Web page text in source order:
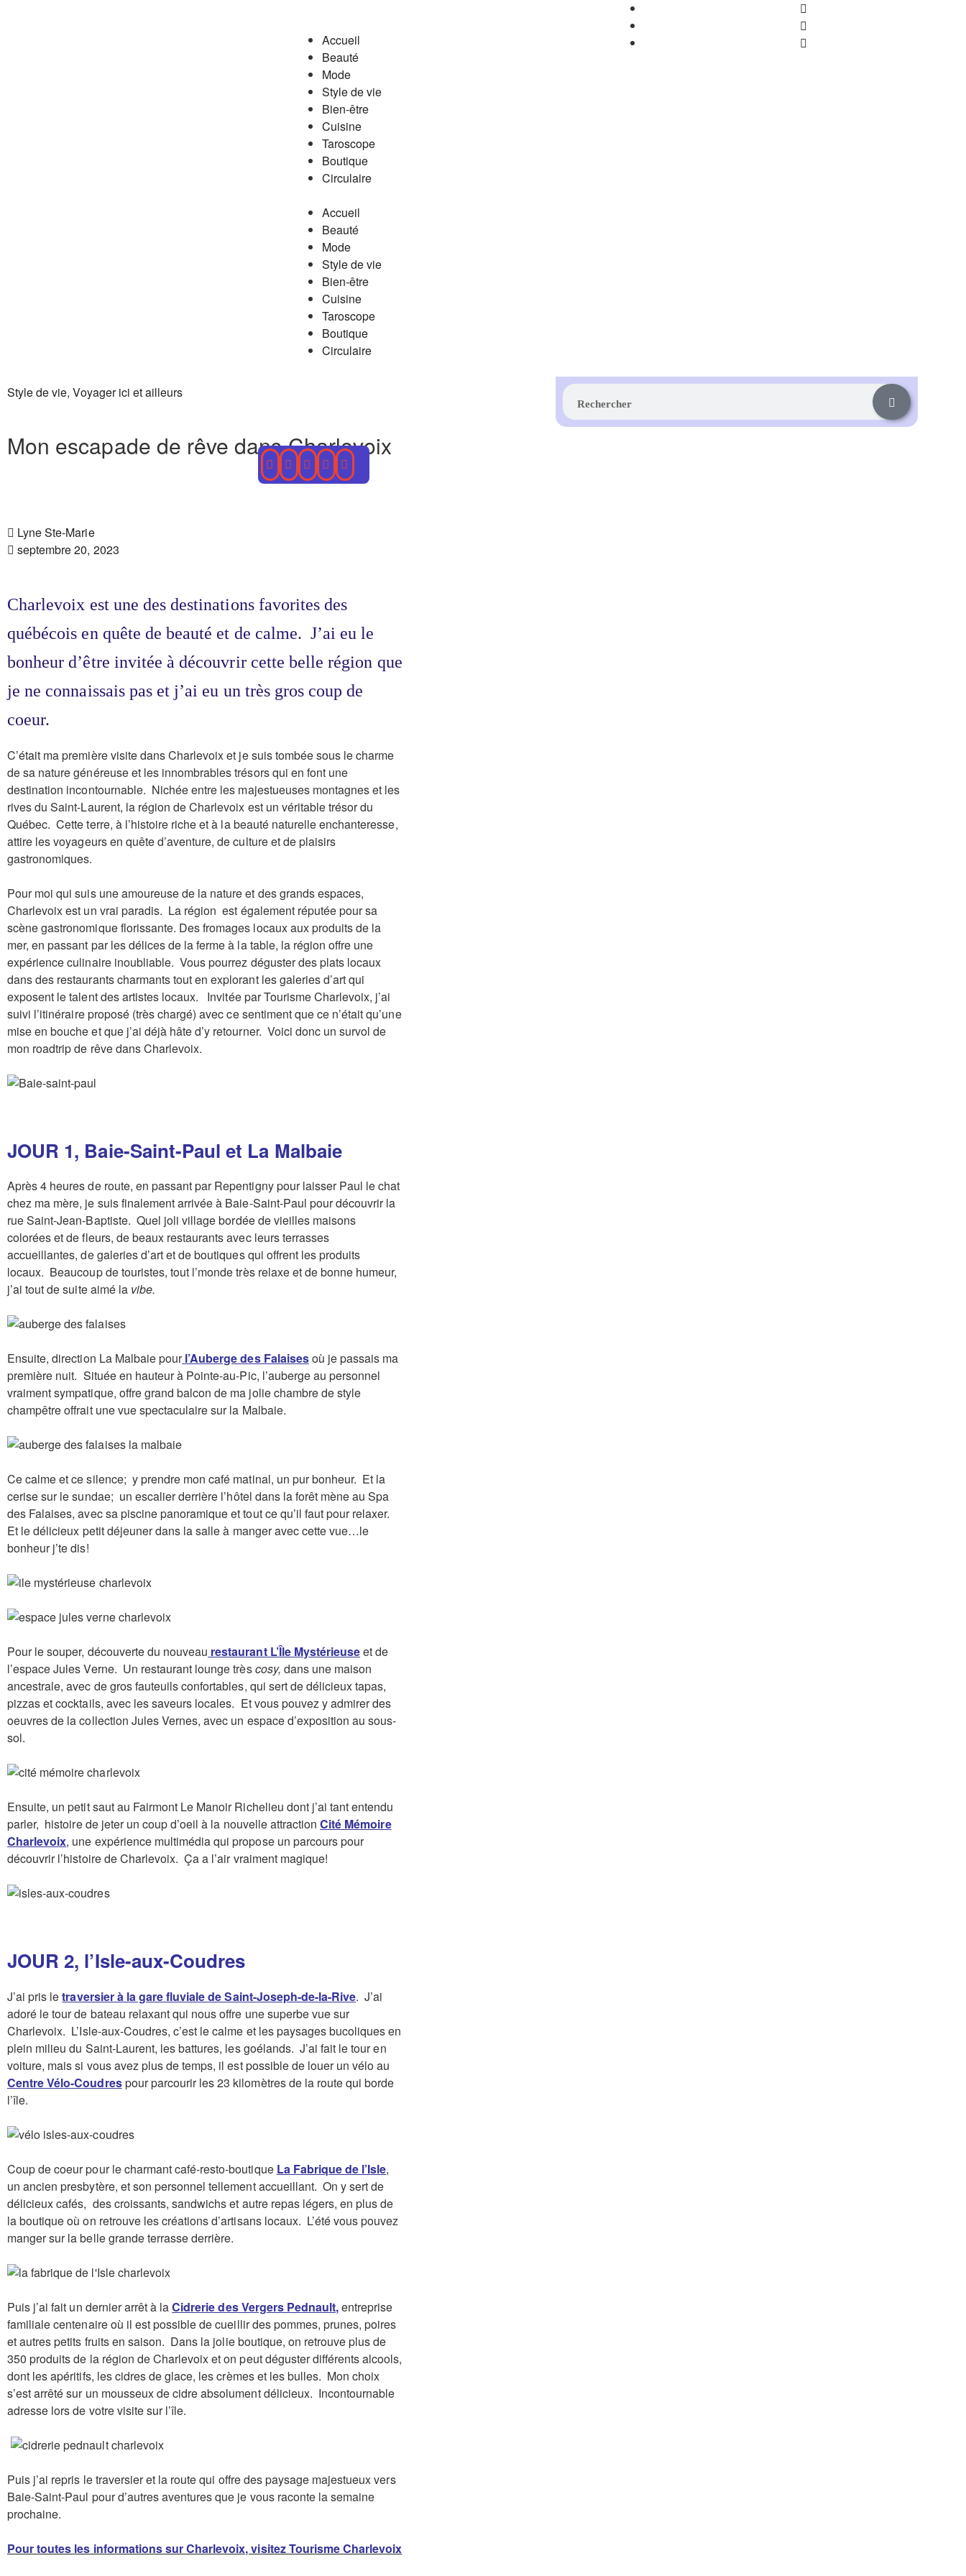
Accueil
Beauté
Mode
Style de vie
Bien-être
Cuisine
Taroscope
Boutique
Circulaire
Accueil
Beauté
Mode
Style de vie
Bien-être
Cuisine
Taroscope
Boutique
Circulaire
Style de vie,Voyager ici et ailleurs
Mon escapade de rêve dans Charlevoix
Lyne Ste-Marie
septembre 20, 2023
Charlevoix est une des destinations favorites des
québécois en quête de beauté et de calme. J’ai eu le
bonheur d’être invitée à découvrir cette belle région que
je ne connaissais pas et j’ai eu un très gros coup de
coeur.
C’était ma première visite dans Charlevoix et je suis tombée sous le charme
de sa nature généreuse et les innombrables trésors qui en font une
destination incontournable. Nichée entre les majestueuses montagnes et les
rives du Saint-Laurent, la région de Charlevoix est un véritable trésor du
Québec. Cette terre, à l’histoire riche et à la beauté naturelle enchanteresse,
attire les voyageurs en quête d’aventure, de culture et de plaisirs
gastronomiques.
Pour moi qui suis une amoureuse de la nature et des grands espaces,
Charlevoix est un vrai paradis. La région est également réputée pour sa
scène gastronomique florissante. Des fromages locaux aux produits de la
mer, en passant par les délices de la ferme à la table, la région offre une
expérience culinaire inoubliable. Vous pourrez déguster des plats locaux
dans des restaurants charmants tout en explorant les galeries d’art qui
exposent le talent des artistes locaux. Invitée par Tourisme Charlevoix, j’ai
suivi l’itinéraire proposé (très chargé) avec ce sentiment que ce n’était qu’une
mise en bouche et que j’ai déjà hâte d’y retourner. Voici donc un survol de
mon roadtrip de rêve dans Charlevoix.
JOUR 1, Baie-Saint-Paul et La Malbaie
Après 4 heures de route, en passant par Repentigny pour laisser Paul le chat
chez ma mère, je suis finalement arrivée à Baie-Saint-Paul pour découvrir la
rue Saint-Jean-Baptiste. Quel joli village bordée de vieilles maisons
colorées et de fleurs, de beaux restaurants avec leurs terrasses
accueillantes, de galeries d’art et de boutiques qui offrent les produits
locaux. Beaucoup de touristes, tout l’monde très relaxe et de bonne humeur,
j’ai tout de suite aimé la vibe.
Ensuite, direction La Malbaie pourl’Auberge des Falaisesoù je passais ma
première nuit. Située en hauteur à Pointe-au-Pic, l’auberge au personnel
vraiment sympatique, offre grand balcon de ma jolie chambre de style
champêtre offrait une vue spectaculaire sur la Malbaie.
Ce calme et ce silence; y prendre mon café matinal, un pur bonheur. Et la
cerise sur le sundae; un escalier derrière l’hôtel dans la forêt mène au Spa
des Falaises, avec sa piscine panoramique et tout ce qu’il faut pour relaxer.
Et le délicieux petit déjeuner dans la salle à manger avec cette vue…le
bonheur j’te dis!
Pour le souper, découverte du nouveau restaurant L’Île Mystérieuseet de
l’espace Jules Verne. Un restaurant lounge trèscosy, dans une maison
ancestrale, avec de gros fauteuils confortables, qui sert de délicieux tapas,
pizzas et cocktails, avec les saveurs locales. Et vous pouvez y admirer des
oeuvres de la collection Jules Vernes, avec un espace d’exposition au sous-
sol.
Ensuite, un petit saut au Fairmont Le Manoir Richelieu dont j’ai tant entendu
parler, histoire de jeter un coup d’oeil à la nouvelle attractionCité Mémoire
Charlevoix, une expérience multimédia qui propose un parcours pour
découvrir l’histoire de Charlevoix. Ça a l’air vraiment magique!
JOUR 2, l’Isle-aux-Coudres
J’ai pris letraversier à la gare fluviale de Saint-Joseph-de-la-Rive. J’ai
adoré le tour de bateau relaxant qui nous offre une superbe vue sur
Charlevoix. L’Isle-aux-Coudres, c’est le calme et les paysages bucoliques en
plein milieu du Saint-Laurent, les battures, les goélands. J’ai fait le tour en
voiture, mais si vous avez plus de temps, il est possible de louer un vélo au
Centre Vélo-Coudrespour parcourir les 23 kilomètres de la route qui borde
l’île.
Coup de coeur pour le charmant café-resto-boutique La Fabrique de l’Isle,
un ancien presbytère, et son personnel tellement accueillant. On y sert de
délicieux cafés, des croissants, sandwichs et autre repas légers, en plus de
la boutique où on retrouve les créations d’artisans locaux. L’été vous pouvez
manger sur la belle grande terrasse derrière.
Puis j’ai fait un dernier arrêt à laCidrerie des Vergers Pednault,entreprise
familiale centenaire où il est possible de cueillir des pommes, prunes, poires
et autres petits fruits en saison. Dans la jolie boutique, on retrouve plus de
350 produits de la région de Charlevoix et on peut déguster différents alcools,
dont les apéritifs, les cidres de glace, les crèmes et les bulles. Mon choix
s’est arrêté sur un mousseux de cidre absolument délicieux. Incontournable
adresse lors de votre visite sur l’île.
Puis j’ai repris le traversier et la route qui offre des paysage majestueux vers
Baie-Saint-Paul pour d’autres aventures que je vous raconte la semaine
prochaine.
Pour toutes les informations sur Charlevoix, visitez Tourisme Charlevoix